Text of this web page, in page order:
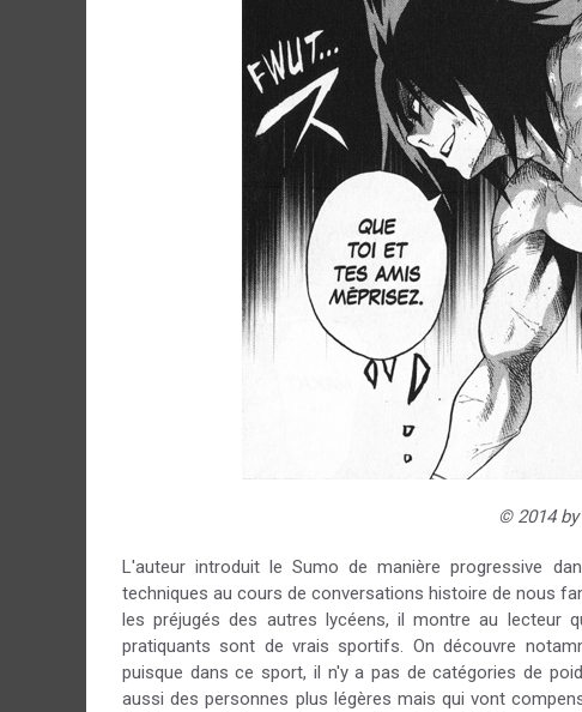
© 2014 by
L'auteur introduit le Sumo de manière progressive
techniques au cours de conversations histoire de nous
les préjugés des autres lycéens, il montre au
pratiquants sont de vrais sportifs. On découvre
puisque dans ce sport, il n'y a pas de catégories de
aussi des personnes plus légères mais qui vont